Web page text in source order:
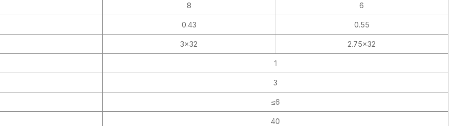
8 6
0.43 0.55
3×32 2.75×32
1
3
≤6
40